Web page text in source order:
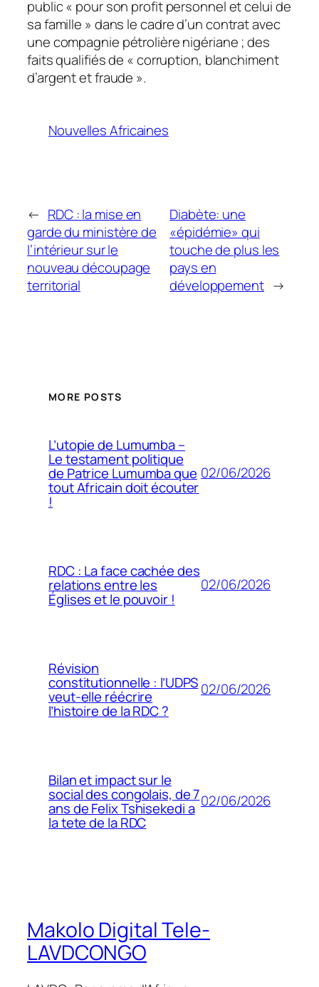
public « pour son profit personnel et celui de
sa famille » dans le cadre d’un contrat avec
une compagnie pétrolière nigériane ; des
faits qualifiés de « corruption, blanchiment
d’argent et fraude ».
Nouvelles Africaines
← RDC : la mise en
garde du ministère de
l’intérieur sur le
nouveau découpage
territorial
Diabète: une
«épidémie» qui
touche de plus les
pays en
développement →
MORE POSTS
L’utopie de Lumumba –
Le testament politique
de Patrice Lumumba que
tout Africain doit écouter
!
02/06/2026
RDC : La face cachée des
relations entre les
Églises et le pouvoir !
02/06/2026
Révision
constitutionnelle : l’UDPS
veut-elle réécrire
l’histoire de la RDC ?
02/06/2026
Bilan et impact sur le
social des congolais, de 7
ans de Felix Tshisekedi a
la tete de la RDC
02/06/2026
Makolo Digital Tele-
LAVDCONGO